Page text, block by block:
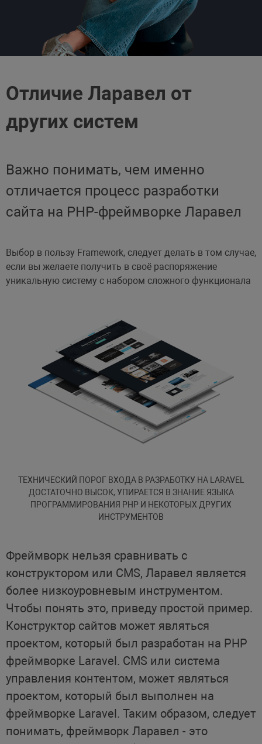
Отличие Ларавел от
других систем
Важно понимать, чем именно
отличается процесс разработки
сайта на PHP-фреймворке Ларавел
Выбор в пользу Framework, следует делать в том случае,
если вы желаете получить в своё распоряжение
уникальную систему с набором сложного функционала
Фреймворк нельзя сравнивать с
конструктором или CMS, Ларавел является
более низкоуровневым инструментом.
Чтобы понять это, приведу простой пример.
Конструктор сайтов может являться
проектом, который был разработан на PHP
фреймворке Laravel. CMS или система
управления контентом, может являться
проектом, который был выполнен на
фреймворке Laravel. Таким образом, следует
понимать, фреймворк Ларавел - это
ТЕХНИЧЕСКИЙ ПОРОГ ВХОДА В РАЗРАБОТКУ НА LARAVEL
ДОСТАТОЧНО ВЫСОК, УПИРАЕТСЯ В ЗНАНИЕ ЯЗЫКА
ПРОГРАММИРОВАНИЯ PHP И НЕКОТОРЫХ ДРУГИХ
ИНСТРУМЕНТОВ